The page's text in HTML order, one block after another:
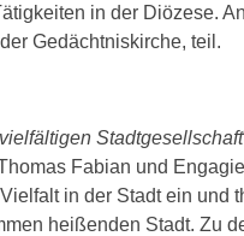
in der Diözese.
Gedächtniskirche, teil.
Stadtgesellschaft
Fabian und
in der Stadt ein und
heißenden Stadt. Zu